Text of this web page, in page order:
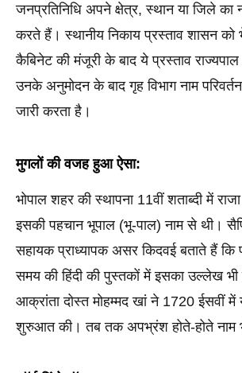
जनप्रतिनिधि अपने क्षेत्र, स्थान या जिले का
करते हैं। स्थानीय निकाय प्रस्ताव शासन
कैबिनेट की मंजूरी के बाद ये प्रस्ताव
उनके अनुमोदन के बाद गृह विभाग नाम
जारी करता है।
मुगलों की वजह हुआ ऐसा:
भोपाल शहर की स्थापना 11वीं शताब्दी में
इसकी पहचान भूपाल (भू-पाल) नाम से थी।
सहायक प्राध्यापक असर किदवई बताते हैं
समय की हिंदी की पुस्तकों में इसका उल्लेख
आक्रांता दोस्त मोहम्मद खां ने 1720 ईसवीं में
शुरुआत की। तब तक अपभ्रंश होते-होते नाम